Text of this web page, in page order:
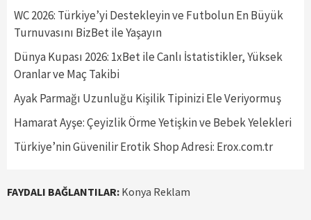
WC 2026: Türkiye’yi Destekleyin ve Futbolun En Büyük
Turnuvasını BizBet ile Yaşayın
Dünya Kupası 2026: 1xBet ile Canlı İstatistikler, Yüksek
Oranlar ve Maç Takibi
Ayak Parmağı Uzunluğu Kişilik Tipinizi Ele Veriyormuş
Hamarat Ayşe: Çeyizlik Örme Yetişkin ve Bebek Yelekleri
Türkiye’nin Güvenilir Erotik Shop Adresi: Erox.com.tr
FAYDALI BAĞLANTILAR: Konya Reklam